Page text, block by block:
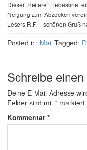
Dieser „heitere“ Liebesbrief
Neigung zum Abzocken
Lesers R.F. – schönen Gruß
Posted in: Mail Tagged:
Schreibe
Deine E-Mail-Adresse
Felder sind mit * markiert
Kommentar*